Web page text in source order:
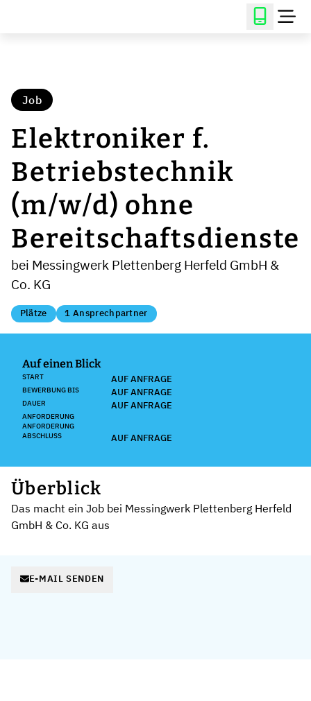
Job
Elektroniker f.
Betriebstechnik
(m/w/d) ohne
Bereitschaftsdienste
bei Messingwerk Plettenberg Herfeld GmbH &
Co. KG
Plätze 1 Ansprechpartner
Auf einen Blick
START AUF ANFRAGE
BEWERBUNG BIS AUF ANFRAGE
DAUER AUF ANFRAGE
ANFORDERUNG
ANFORDERUNG
ABSCHLUSS
AUF ANFRAGE
Überblick
Das macht ein Job bei Messingwerk Plettenberg Herfeld
GmbH & Co. KG aus
E-MAIL SENDEN